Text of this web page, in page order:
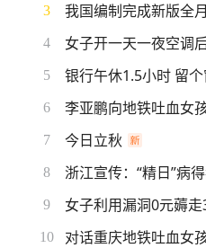
3 我国编制完成新版全
4 女子开一天一夜空调
5 银行午休1.5小时 留
6 李亚鹏向地铁吐血女
7 今日立秋
8 浙江宣传：“精日”病
9 女子利用漏洞0元薅
10 对话重庆地铁吐血女